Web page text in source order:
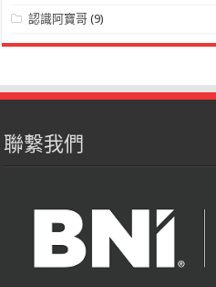
認識阿寶哥 (9)
聯繫我們